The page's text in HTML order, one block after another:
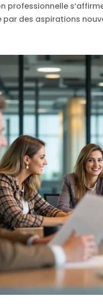
professionnelle
des aspirations